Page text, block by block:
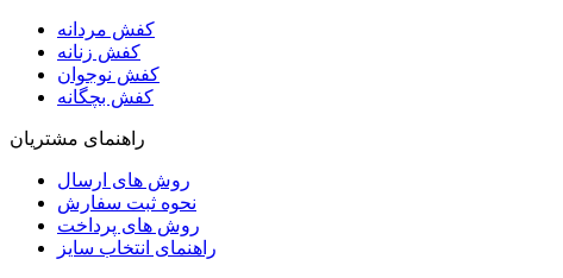
کفش مردانه
کفش زنانه
کفش نوجوان
کفش بچگانه
راهنمای مشتریان
روش های ارسال
نحوه ثبت سفارش
روش های پرداخت
راهنمای انتخاب سایز